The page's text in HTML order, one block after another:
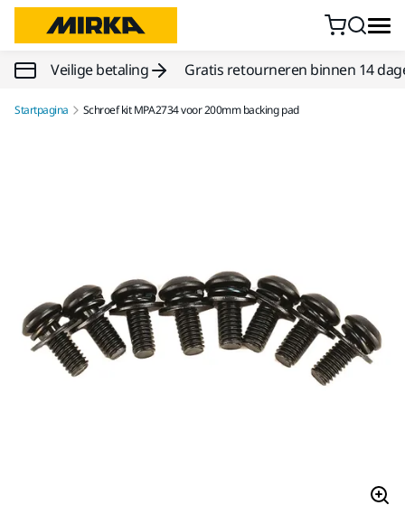
Doorgaan naar inhoud
Veilige betaling Gratis retourneren binnen 14
Startpagina Schroef kit MPA2734 voor 200mm backing pad